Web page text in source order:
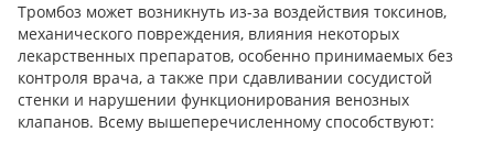
Тромбоз может возникнуть из-за воздействия токсинов,
механического повреждения, влияния некоторых
лекарственных препаратов, особенно принимаемых без
контроля врача, а также при сдавливании сосудистой
стенки и нарушении функционирования венозных
клапанов. Всему вышеперечисленному способствуют: